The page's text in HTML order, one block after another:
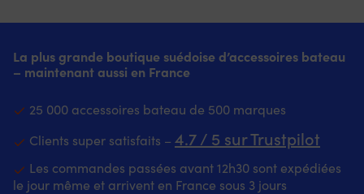
La plus grande boutique suédoise d’accessoires bateau
– maintenant aussi en France
25 000 accessoires bateau de 500 marques
Clients super satisfaits – 4.7 / 5 sur Trustpilot
Les commandes passées avant 12h30 sont expédiées
le jour même et arrivent en France sous 3 jours